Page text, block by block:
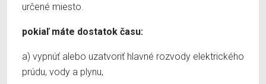
určené miesto.
pokiaľ máte dostatok času:
a) vypnúť alebo uzatvoriť hlavné rozvody elektrického
prúdu, vody a plynu,